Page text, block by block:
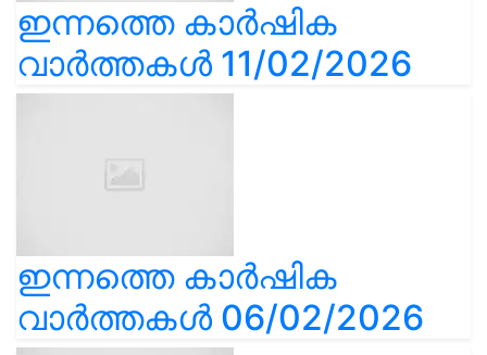
ഇന്നത്തെ കാർഷിക
വാർത്തകൾ 11/02/2026
ഇന്നത്തെ കാർഷിക
വാർത്തകൾ 06/02/2026